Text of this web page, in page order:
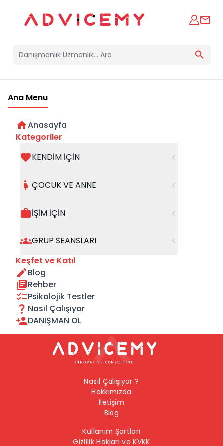
Ana Menu
Anasayfa
Kategoriler
KENDİM İÇİN
ÇOCUK VE ANNE
İŞİM İÇİN
GRUP SEANSLARI
Keşfet ve Katıl
Blog
Rehber
Psikolojik Testler
Nasıl Çalışıyor
DANIŞMAN OL
halinde whatsapp hattımızdan iletişime
Nasıl Çalışıyor ?
Hakkımızda
İletişim
Blog
Kullanım Şartları
Gizlilik Hakları ve KVKK